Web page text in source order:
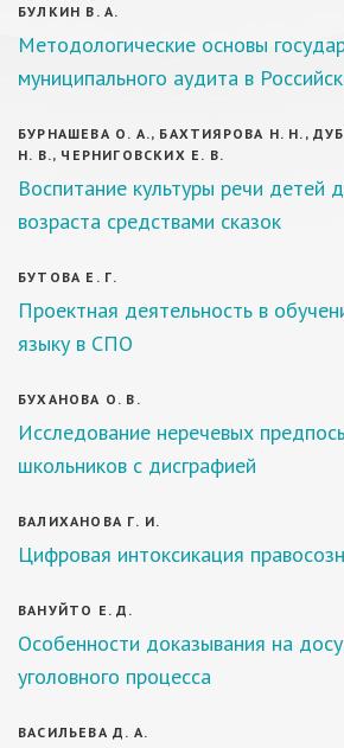
БУЛКИН В. А.
Методологические основы
муниципального аудита в
БУРНАШЕВА О. А., БАХТИЯРОВА Н. Н.,
Н. В., ЧЕРНИГОВСКИХ Е. В.
Воспитание культуры речи детей
возраста средствами сказок
БУТОВА Е. Г.
Проектная деятельность в
языку в СПО
БУХАНОВА О. В.
Исследование неречевых
школьников с дисграфией
ВАЛИХАНОВА Г. И.
Цифровая интоксикация
ВАНУЙТО Е. Д.
Особенности доказывания на
уголовного процесса
ВАСИЛЬЕВА Д. А.